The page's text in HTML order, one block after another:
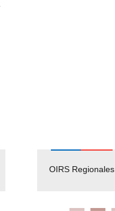
OIRS Regionales